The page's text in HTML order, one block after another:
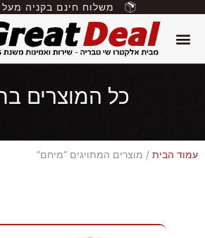
משלוח חינם בקניה מעל 199 ש"ח
כל המוצרים
עמוד הבית / מוצרים המתויגים “מיחם”